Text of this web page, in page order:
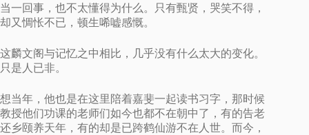
当一回事，也不太懂得为什么。只有甄贤，哭笑不得，
却又惆怅不已，顿生唏嘘感慨。
这麟文阁与记忆之中相比，几乎没有什么太大的变化。
只是人已非。
想当年，他也是在这里陪着嘉斐一起读书习字，那时候
教授他们功课的老师们如今也都不在朝中了，有的告老
还乡颐养天年，有的却是已跨鹤仙游不在人世。而今，